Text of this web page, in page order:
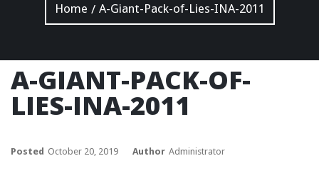
Home / A-Giant-Pack-of-Lies-INA-2011
A-GIANT-PACK-OF-
LIES-INA-2011
Posted October 20, 2019 Author Administrator